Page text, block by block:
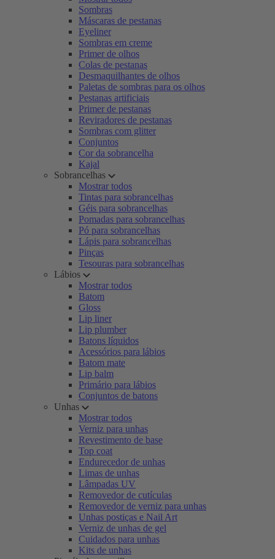
Sombras
Máscaras de pestanas
Eyeliner
Sombras em creme
Primer de olhos
Colas de pestanas
Desmaquilhantes de olhos
Paletas de sombras para os olhos
Pestanas artificiais
Primer de pestanas
Reviradores de pestanas
Sombras com glitter
Conjuntos
Cor da sobrancelha
Kajal
Sobrancelhas
Mostrar todos
Tintas para sobrancelhas
Géis para sobrancelhas
Pomadas para sobrancelhas
Pó para sobrancelhas
Lápis para sobrancelhas
Pinças
Tesouras para sobrancelhas
Lábios
Mostrar todos
Batom
Gloss
Lip liner
Lip plumber
Batons líquidos
Acessórios para lábios
Batom mate
Lip balm
Primário para lábios
Conjuntos de batons
Unhas
Mostrar todos
Verniz para unhas
Revestimento de base
Top coat
Endurecedor de unhas
Limas de unhas
Lâmpadas UV
Removedor de cutículas
Removedor de verniz para unhas
Unhas postiças e Nail Art
Verniz de unhas de gel
Cuidados para unhas
Kits de unhas